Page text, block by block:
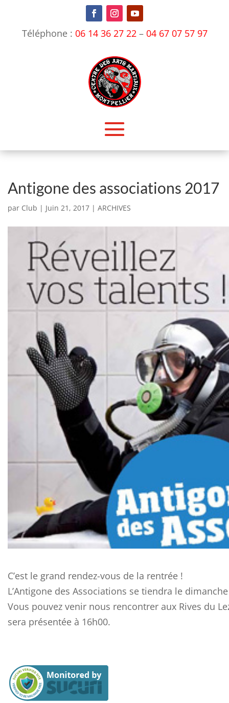
Téléphone : 06 14 36 27 22– 04 67 07 57 97
Antigone des associations 2017
par Club | Juin 21, 2017 | ARCHIVES
C’est le grand rendez-vous de la rentrée !
L’Antigone des Associations se tiendra le
Vous pouvez venir nous rencontrer aux Rives du
sera présentée à 16h00.